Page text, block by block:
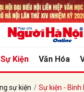
Kiện Văn Hóa
sự kiện Sự kiện - Bình